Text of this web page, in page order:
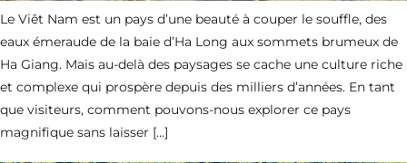
Le Viêt Nam est un pays d’une beauté à couper le souffle, des
eaux émeraude de la baie d’Ha Long aux sommets brumeux de
Ha Giang. Mais au-delà des paysages se cache une culture riche
et complexe qui prospère depuis des milliers d’années. En tant
que visiteurs, comment pouvons-nous explorer ce pays
magnifique sans laisser […]